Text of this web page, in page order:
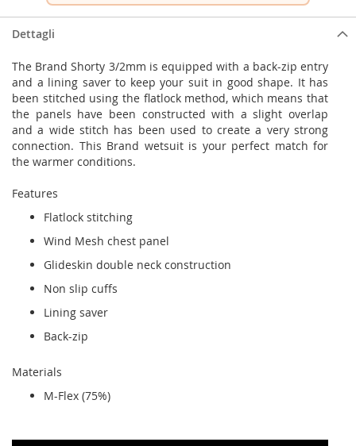
Dettagli
The Brand Shorty 3/2mm is equipped with a back-zip entry
and a lining saver to keep your suit in good shape. It has
been stitched using the flatlock method, which means that
the panels have been constructed with a slight overlap
and a wide stitch has been used to create a very strong
connection. This Brand wetsuit is your perfect match for
the warmer conditions.
Features
Flatlock stitching
Wind Mesh chest panel
Glideskin double neck construction
Non slip cuffs
Lining saver
Back-zip
Materials
M-Flex (75%)